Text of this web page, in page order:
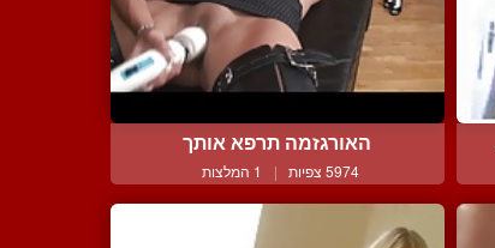
האורגזמה תרפא אותך
5974 צפיות | 1 המלצות